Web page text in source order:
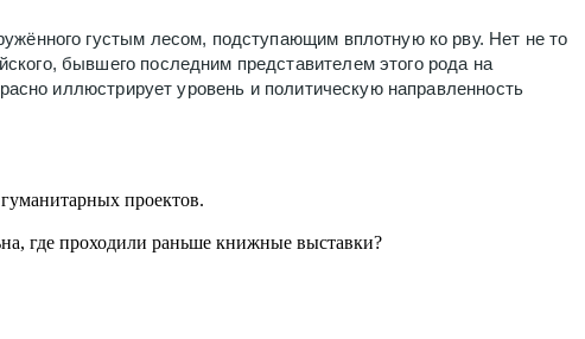
густым лесом, подступающим вплотную ко рву. Нет не то
бывшего последним представителем этого рода на
иллюстрирует уровень и политическую направленность
проектов.
где проходили раньше книжные выставки?